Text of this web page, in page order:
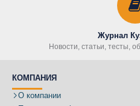
Журнал
Новости, статьи, тесты,
КОМПАНИЯ
О компании